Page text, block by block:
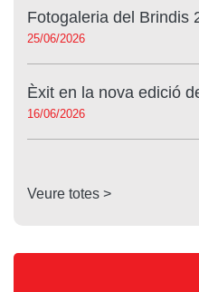
Fotogaleria del Brindis
25/06/2026
Èxit en la nova edició
16/06/2026
Veure totes >